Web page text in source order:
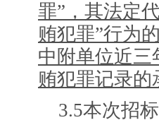
罪”，其法定
贿犯罪”行为
中附单位近三
贿犯罪记录
3.5本次招标